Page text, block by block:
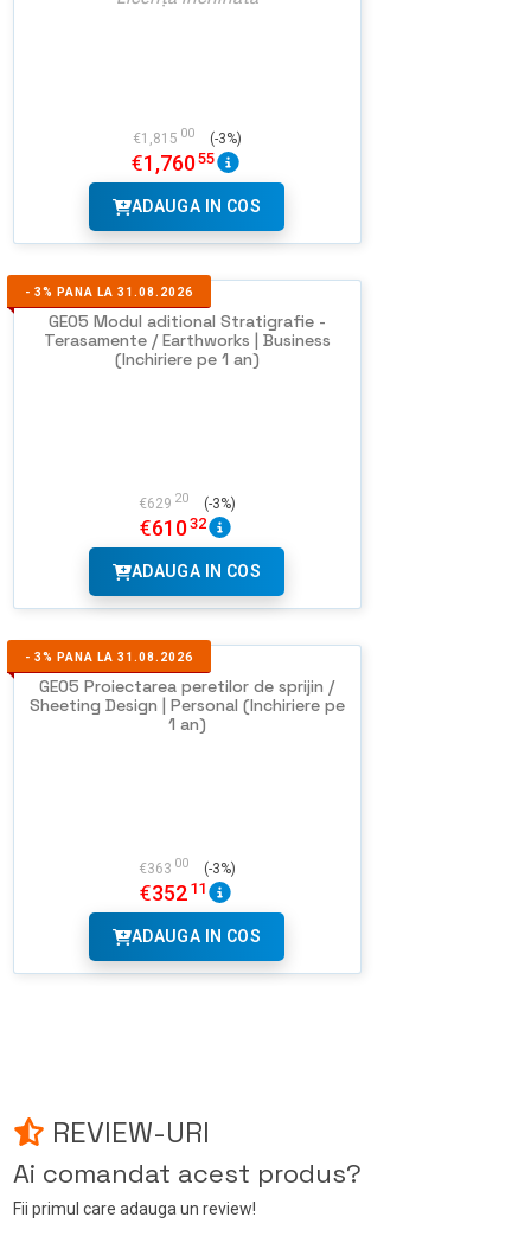
€1,815 00 (-3%)
€1,76055
ADAUGA IN COS
- 3% PANA LA 31.08.2026
GEO5 Modul aditional Stratigrafie -
Terasamente / Earthworks | Business
(Inchiriere pe 1 an)
€629 20 (-3%)
€61032
ADAUGA IN COS
- 3% PANA LA 31.08.2026
GEO5 Proiectarea peretilor de sprijin /
Sheeting Design | Personal (Inchiriere pe
1 an)
€363 00 (-3%)
€352 11
ADAUGA IN COS
REVIEW-URI
Ai comandat acest produs?
Fii primul care adauga un review!